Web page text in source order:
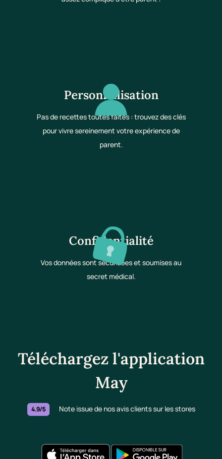
Personnalisation
Pas de recettes toutes faites : trouvez des clés
pour vivre sereinement votre expérience de
parent.
Confidentialité
Vos données sont sécurisées et soumises au
secret médical.
Téléchargez l'application
May
4.9/5 Note issue de nos avis clients sur les stores